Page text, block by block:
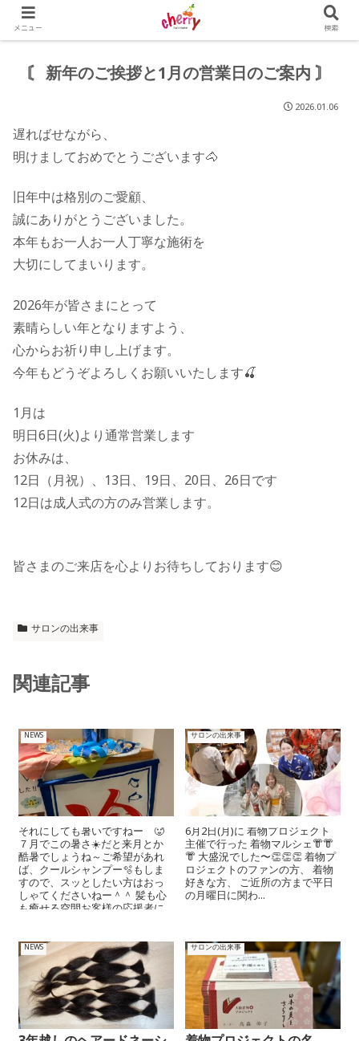
〘 新年のご挨拶と1月の営業日のご案内 〙⁡
2026.01.06
遅ればせながら、
明けましておめでとうございます🐴
旧年中は格別のご愛顧、
誠にありがとうございました。
本年もお一人お一人丁寧な施術を
大切にしてまいります。
2026年が皆さまにとって
素晴らしい年となりますよう、
心からお祈り申し上げます。
今年もどうぞよろしくお願いいたします🍒
1月は
明日6日(火)より通常営業します
お休みは、
12日（月祝）、13日、19日、20日、26日です
12日は成人式の方のみ営業します。
皆さまのご来店を心よりお待ちしております😊
サロンの出来事
関連記事
NEWS
それにしても暑いですねー 🥵
７月でこの暑さ☀️だと来月とか
酷暑でしょうね～ご希望があれ
ば、クールシャンプー🫧もしま
すので、スッとしたい方はおっ
しゃてくださいねー＾＾ 髪も心
も癒せる空間お客様の応援者に...
サロンの出来事
6月2日(月)に 着物プロジェクト
主催で行った 着物マルシェ👘👘
👘 大盛況でした〜👏👏👏 着物プ
ロジェクトのファンの方、 着物
好きな方、 ご近所の方まで平日
の月曜日に関わ...
NEWS サロンの出来事
メニュー 検索